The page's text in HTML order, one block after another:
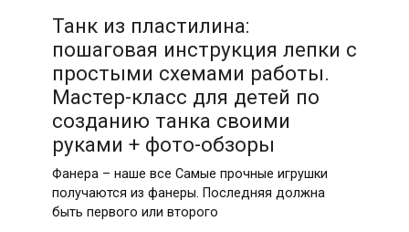
Танк из пластилина:
пошаговая инструкция лепки с
простыми схемами работы.
Мастер-класс для детей по
созданию танка своими
руками + фото-обзоры
Фанера – наше все Самые прочные игрушки
получаются из фанеры. Последняя должна
быть первого или второго